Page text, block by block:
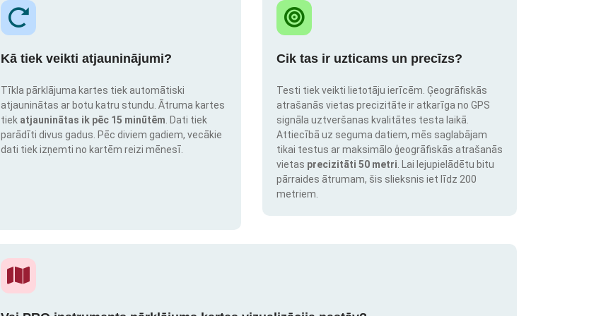
Kā tiek veikti atjauninājumi?
Tīkla pārklājuma kartes tiek automātiski
atjauninātas ar botu katru stundu. Ātruma kartes
tiek atjauninātas ik pēc 15 minūtēm . Dati tiek
parādīti divus gadus. Pēc diviem gadiem, vecākie
dati tiek izņemti no kartēm reizi mēnesī.
Cik tas ir uzticams un precīzs?
Testi tiek veikti lietotāju ierīcēm. Ģeogrāfiskās
atrašanās vietas precizitāte ir atkarīga no GPS
signāla uztveršanas kvalitātes testa laikā.
Attiecībā uz seguma datiem, mēs saglabājam
tikai testus ar maksimālo ģeogrāfiskās atrašanās
vietas precizitāti 50 metri . Lai lejupielādētu bitu
pārraides ātrumam, šis slieksnis iet līdz 200
metriem.